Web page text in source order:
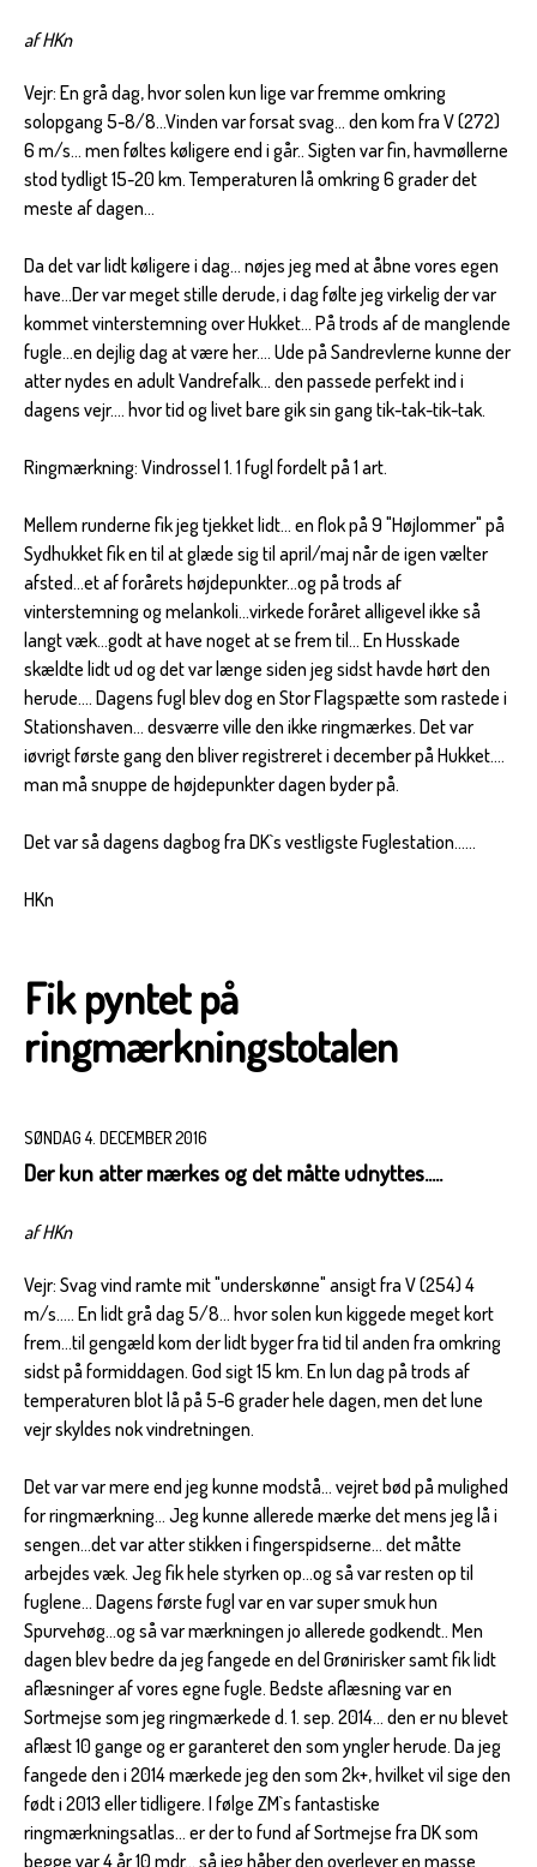
af HKn
Vejr: En grå dag, hvor solen kun lige var fremme omkring
solopgang 5-8/8...Vinden var forsat svag... den kom fra V (272)
6 m/s... men føltes køligere end i går.. Sigten var fin, havmøllerne
stod tydligt 15-20 km. Temperaturen lå omkring 6 grader det
meste af dagen...
Da det var lidt køligere i dag... nøjes jeg med at åbne vores egen
have...Der var meget stille derude, i dag følte jeg virkelig der var
kommet vinterstemning over Hukket... På trods af de manglende
fugle...en dejlig dag at være her.... Ude på Sandrevlerne kunne der
atter nydes en adult Vandrefalk... den passede perfekt ind i
dagens vejr.... hvor tid og livet bare gik sin gang tik-tak-tik-tak.
Ringmærkning: Vindrossel 1. 1 fugl fordelt på 1 art.
Mellem runderne fik jeg tjekket lidt... en flok på 9 "Højlommer" på
Sydhukket fik en til at glæde sig til april/maj når de igen vælter
afsted...et af forårets højdepunkter...og på trods af
vinterstemning og melankoli...virkede foråret alligevel ikke så
langt væk...godt at have noget at se frem til... En Husskade
skældte lidt ud og det var længe siden jeg sidst havde hørt den
herude.... Dagens fugl blev dog en Stor Flagspætte som rastede i
Stationshaven... desværre ville den ikke ringmærkes. Det var
iøvrigt første gang den bliver registreret i december på Hukket....
man må snuppe de højdepunkter dagen byder på.
Det var så dagens dagbog fra DK`s vestligste Fuglestation......
HKn
Fik pyntet på
ringmærkningstotalen
SØNDAG 4. DECEMBER 2016
Der kun atter mærkes og det måtte udnyttes.....
af HKn
Vejr: Svag vind ramte mit "underskønne" ansigt fra V (254) 4
m/s..... En lidt grå dag 5/8... hvor solen kun kiggede meget kort
frem...til gengæld kom der lidt byger fra tid til anden fra omkring
sidst på formiddagen. God sigt 15 km. En lun dag på trods af
temperaturen blot lå på 5-6 grader hele dagen, men det lune
vejr skyldes nok vindretningen.
Det var var mere end jeg kunne modstå... vejret bød på mulighed
for ringmærkning... Jeg kunne allerede mærke det mens jeg lå i
sengen...det var atter stikken i fingerspidserne... det måtte
arbejdes væk. Jeg fik hele styrken op...og så var resten op til
fuglene... Dagens første fugl var en var super smuk hun
Spurvehøg...og så var mærkningen jo allerede godkendt.. Men
dagen blev bedre da jeg fangede en del Grønirisker samt fik lidt
aflæsninger af vores egne fugle. Bedste aflæsning var en
Sortmejse som jeg ringmærkede d. 1. sep. 2014... den er nu blevet
aflæst 10 gange og er garanteret den som yngler herude. Da jeg
fangede den i 2014 mærkede jeg den som 2k+, hvilket vil sige den
født i 2013 eller tidligere. I følge ZM`s fantastiske
ringmærkningsatlas... er der to fund af Sortmejse fra DK som
begge var 4 år 10 mdr... så jeg håber den overlever en masse